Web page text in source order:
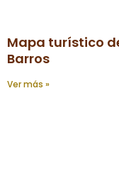
Mapa turístico
Barros
Ver más »